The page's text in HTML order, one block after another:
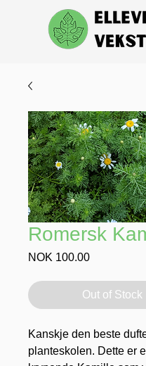
Romersk
NOK 100.00Price
Out of Stock
Kanskje den beste
planteskolen. Dette er